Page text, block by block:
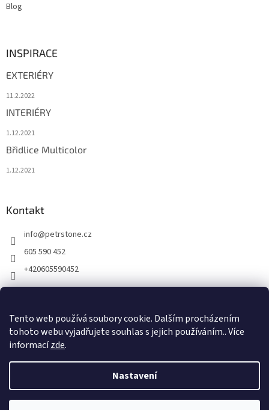
Tento web používá soubory cookie. Dalším procházením
tohoto webu vyjadřujete souhlas s jejich používáním.. Více
informacízde.
Nastavení
Blog
INSPIRACE
EXTERIÉRY
11.2.2022
INTERIÉRY
1.12.2021
Břidlice Multicolor
1.12.2021
Kontakt
info@petrstone.cz
605 590 452
+420605590452
Facebook
Vytvořil Shoptet